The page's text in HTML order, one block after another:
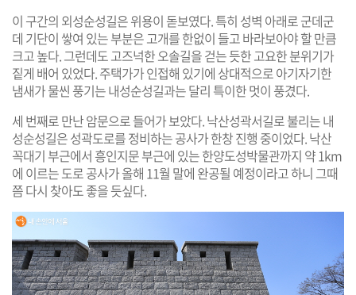
이 구간의 외성순성길은 위용이 돋보였다. 특히 성벽 아래로 군데군
데 기단이 쌓여 있는 부분은 고개를 한없이 들고 바라보아야 할 만큼
크고 높다. 그런데도 고즈넉한 오솔길을 걷는 듯한 고요한 분위기가
짙게 배어 있었다. 주택가가 인접해 있기에 상대적으로 아기자기한
냄새가 물씬 풍기는 내성순성길과는 달리 특이한 멋이 풍겼다.
세 번째로 만난 암문으로 들어가 보았다. 낙산성곽서길로 불리는 내
성순성길은 성곽도로를 정비하는 공사가 한창 진행 중이었다. 낙산
꼭대기 부근에서 흥인지문 부근에 있는 한양도성박물관까지 약 1km
에 이르는 도로 공사가 올해 11월 말에 완공될 예정이라고 하니 그때
쯤 다시 찾아도 좋을 듯싶다.